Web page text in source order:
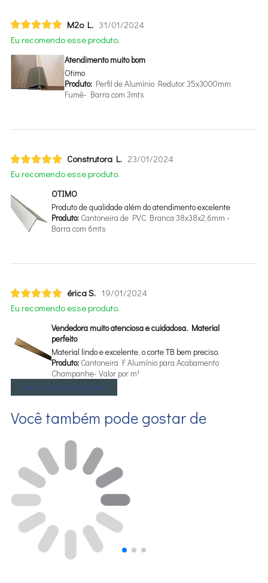
M2o L. 31/01/2024
Eu recomendo esse produto.
Atendimento muito bom
Otimo
Produto:Perfil de Alumínio Redutor 35x3000mm
Fumê- Barra com 3mts
Construtora L. 23/01/2024
Eu recomendo esse produto.
OTIMO
Produto de qualidade além do atendimento excelente
Produto:Cantoneira de PVC Branca 38x38x2,6mm -
Barra com 6mts
érica S. 19/01/2024
Eu recomendo esse produto.
Vendedora muito atenciosa e cuidadosa. Material
perfeito
Material lindo e excelente, o corte TB bem preciso.
Produto:Cantoneira F Alumínio para Acabamento
Champanhe- Valor por m¹
Ver mais avaliações
Você também pode gostar de